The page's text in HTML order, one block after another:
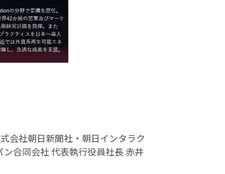
会社朝日新聞社・朝日インタラク
合同会社 代表執行役員社長 赤井